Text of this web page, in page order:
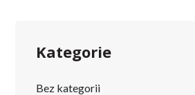
Kategorie
Bez kategorii